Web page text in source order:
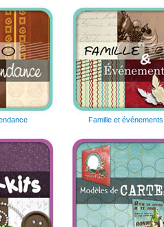
Famille et événements